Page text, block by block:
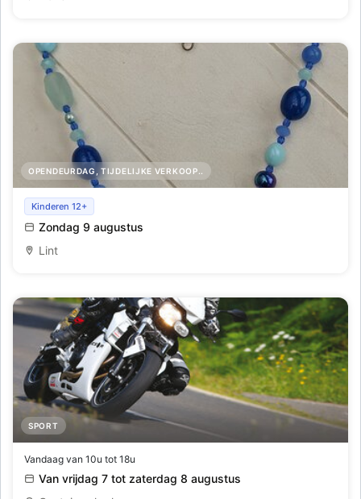
OPENDEURDAG, TIJDELIJKE VERKOOP..
Moederdagverkoop in Lint
Kinderen 12+
Zondag 9 augustus
Lint
SPORT
12de Bepijlde Westkant - Motorrit
Vandaag van 10u tot 18u
Van vrijdag 7 tot zaterdag 8 augustus